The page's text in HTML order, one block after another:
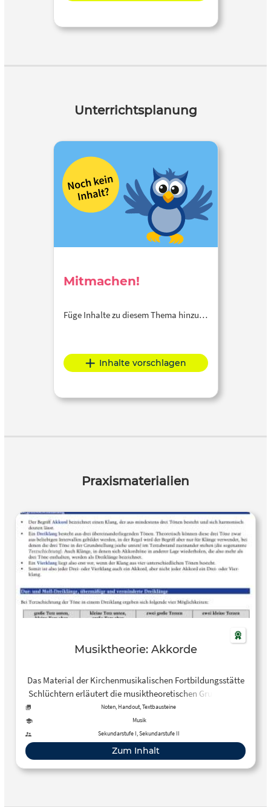
Unterrichtsplanung
Mitmachen!
Füge Inhalte zu diesem Thema hinzu…
Inhalte vorschlagen
Praxismaterialien
Musiktheorie: Akkorde
Das Material der Kirchenmusikalischen Fortbildungsstätte
Schlüchtern erläutert die musiktheoretischen Grundlagen
zum Thema “Akkorde”: von Moll- und Dur-Dreiklängen,
übermäßigen und verminderten Dreiklängen,
Umkehrungen von Akkorden bis hin zum
Dominantseptakkord und dessen Umkehrungen.
Noten, Handout, Textbausteine
Musik
Sekundarstufe I, Sekundarstufe II
Zum Inhalt